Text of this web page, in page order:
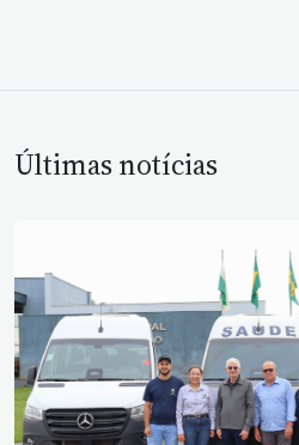
Últimas notícias